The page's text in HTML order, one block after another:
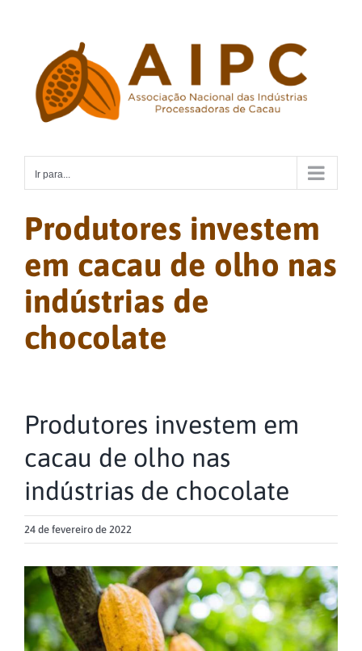
conteúdo
Ir para...
Produtores investem
em cacau de olho nas
indústrias de
chocolate
Produtores investem em
cacau de olho nas
indústrias de chocolate
24 de fevereiro de 2022
View
Larger
Image